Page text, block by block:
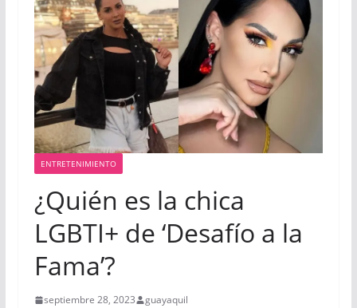
ENTRETENIMIENTO
¿Quién es la chica
LGBTI+ de ‘Desafío a la
Fama’?
septiembre 28, 2023 guayaquil